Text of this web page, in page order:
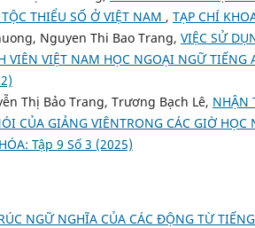
THIỂU SỐ Ở VIỆT NAM , TẠP CHÍ
Nguyen Thi Bao Trang, VIỆC SỬ
VIÊN VIỆT NAM HỌC NGOẠI NGỮ TIẾNG
Thị Bảo Trang, Trương Bạch Lê, NHẬN
CỦA GIẢNG VIÊNTRONG CÁC GIỜ
Tập 9 Số 3 (2025)
NGỮ NGHĨA CỦA CÁC ĐỘNG TỪ